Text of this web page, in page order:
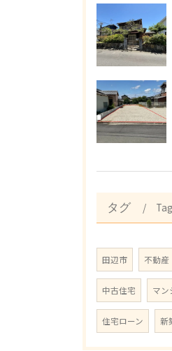
タグ
田辺市 不動産
中古住宅 マン
住宅ローン 新